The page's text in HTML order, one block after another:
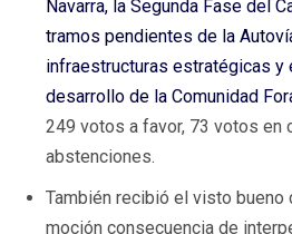
Navarra, la Segunda Fase del
tramos pendientes de la
infraestructuras estratégicas y
desarrollo de la Comunidad
249 votos a favor, 73 votos en
abstenciones.
También recibió el visto bueno
moción consecuencia de